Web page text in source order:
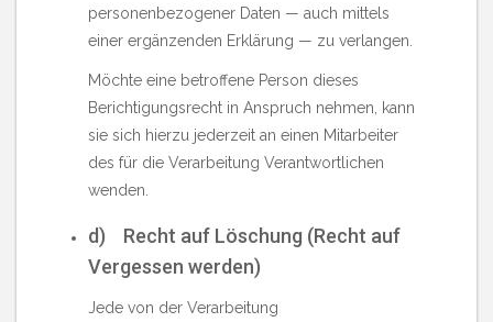
personenbezogener Daten — auch mittels
einer ergänzenden Erklärung — zu verlangen.
Möchte eine betroffene Person dieses
Berichtigungsrecht in Anspruch nehmen, kann
sie sich hierzu jederzeit an einen Mitarbeiter
des für die Verarbeitung Verantwortlichen
wenden.
d) Recht auf Löschung (Recht auf
Vergessen werden)
Jede von der Verarbeitung